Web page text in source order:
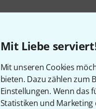
Mit Liebe
Mit unseren Cookies
bieten. Dazu zählen zum
Einstellungen. Wenn das
Statistiken und Marketing